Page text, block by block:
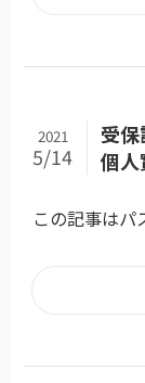
受
個人
2021
5/14
この記事はパ